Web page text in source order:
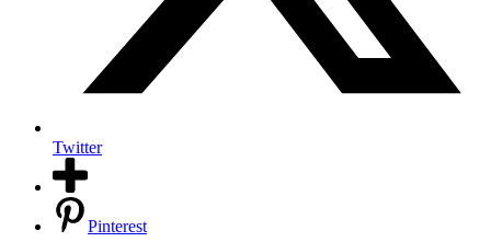
Twitter
Pinterest